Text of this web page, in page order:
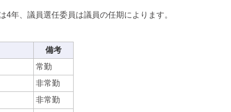
年、議員選任委員は議員の任期によります。
備考
常勤
非常勤
非常勤